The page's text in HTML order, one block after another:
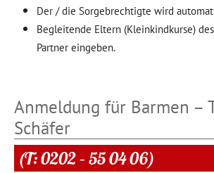
Der / die Sorgebrechtigte wird
Begleitende Eltern (Kleinkindkurse)
Partner eingeben.
Anmeldung für Barmen –
Schäfer
(T: 0202 – 55 04 06)